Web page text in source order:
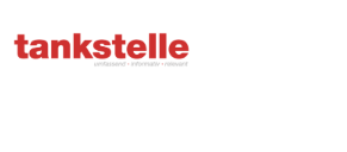
Inhalt